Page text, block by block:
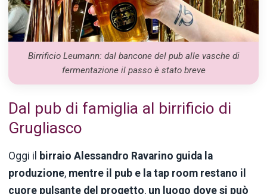
Birrificio Leumann: dal bancone del pub alle vasche di
fermentazione il passo è stato breve
Dal pub di famiglia al birrificio di
Grugliasco
Oggi il birraio Alessandro Ravarino guida la
produzione, mentre il pub e la tap room restano il
cuore pulsante del progetto, un luogo dove si può